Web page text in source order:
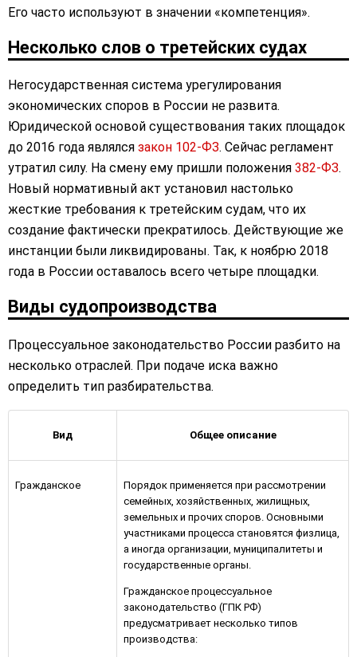
Его часто используют в значении «компетенция».
Несколько слов о третейских судах
Негосударственная система урегулирования
экономических споров в России не развита.
Юридической основой существования таких площадок
до 2016 года являлся закон 102-ФЗ. Сейчас регламент
утратил силу. На смену ему пришли положения 382-ФЗ.
Новый нормативный акт установил настолько
жесткие требования к третейским судам, что их
создание фактически прекратилось. Действующие же
инстанции были ликвидированы. Так, к ноябрю 2018
года в России оставалось всего четыре площадки.
Виды судопроизводства
Процессуальное законодательство России разбито на
несколько отраслей. При подаче иска важно
определить тип разбирательства.
Вид Общее описание
Гражданское
Порядок применяется при рассмотрении
семейных, хозяйственных, жилищных,
земельных и прочих споров. Основными
участниками процесса становятся физлица,
а иногда организации, муниципалитеты и
государственные органы.
Гражданское процессуальное
законодательство (ГПК РФ)
предусматривает несколько типов
производства: